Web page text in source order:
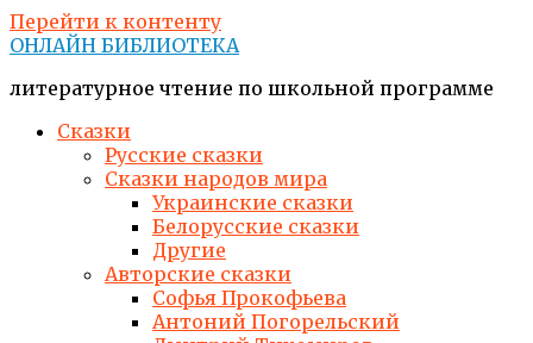
Перейти к контенту
ОНЛАЙН БИБЛИОТЕКА
литературное чтение по школьной программе
Сказки
Русские сказки
Сказки народов мира
Украинские сказки
Белорусские сказки
Другие
Авторские сказки
Софья Прокофьева
Антоний Погорельский